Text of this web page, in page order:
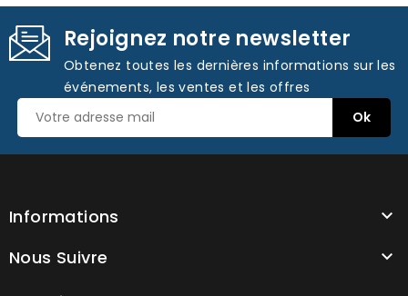
Rejoignez notre newsletter
Obtenez toutes les dernières informations sur les
événements, les ventes et les offres
Informations 
Nous Suivre 